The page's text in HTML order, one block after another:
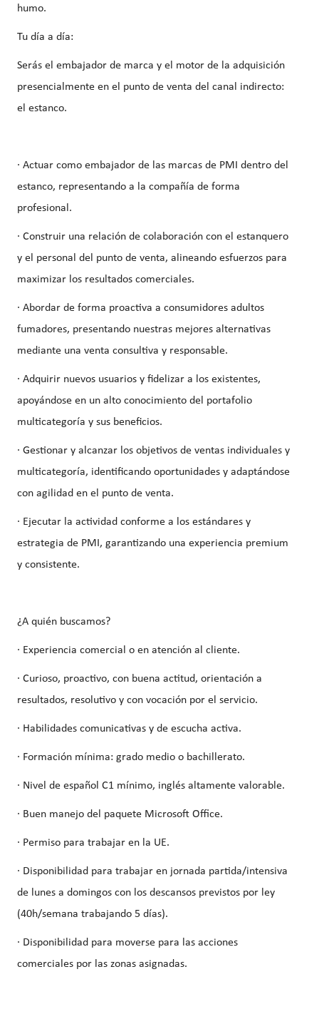
humo.
Tu día a día:
Serás el embajador de marca y el motor de la adquisición
presencialmente en el punto de venta del canal indirecto:
el estanco.
· Actuar como embajador de las marcas de PMI dentro del
estanco, representando a la compañía de forma
profesional.
· Construir una relación de colaboración con el estanquero
y el personal del punto de venta, alineando esfuerzos para
maximizar los resultados comerciales.
· Abordar de forma proactiva a consumidores adultos
fumadores, presentando nuestras mejores alternativas
mediante una venta consultiva y responsable.
· Adquirir nuevos usuarios y fidelizar a los existentes,
apoyándose en un alto conocimiento del portafolio
multicategoría y sus beneficios.
· Gestionar y alcanzar los objetivos de ventas individuales y
multicategoría, identificando oportunidades y adaptándose
con agilidad en el punto de venta.
· Ejecutar la actividad conforme a los estándares y
estrategia de PMI, garantizando una experiencia premium
y consistente.
¿A quién buscamos?
· Experiencia comercial o en atención al cliente.
· Curioso, proactivo, con buena actitud, orientación a
resultados, resolutivo y con vocación por el servicio.
· Habilidades comunicativas y de escucha activa.
· Formación mínima: grado medio o bachillerato.
· Nivel de español C1 mínimo, inglés altamente valorable.
· Buen manejo del paquete Microsoft Office.
· Permiso para trabajar en la UE.
· Disponibilidad para trabajar en jornada partida/intensiva
de lunes a domingos con los descansos previstos por ley
(40h/semana trabajando 5 días).
· Disponibilidad para moverse para las acciones
comerciales por las zonas asignadas.